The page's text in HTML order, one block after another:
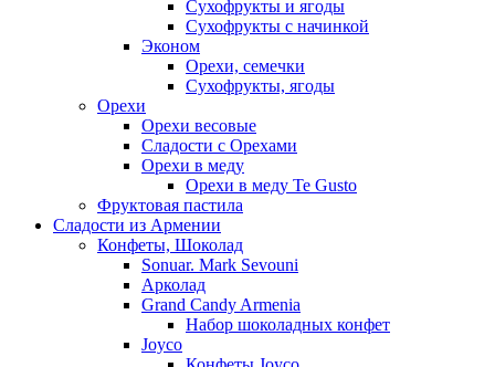
Сухофрукты и ягоды
Сухофрукты с начинкой
Эконом
Орехи, семечки
Сухофрукты, ягоды
Орехи
Орехи весовые
Сладости с Орехами
Орехи в меду
Орехи в меду Te Gusto
Фруктовая пастила
Сладости из Армении
Конфеты, Шоколад
Sonuar. Mark Sevouni
Арколад
Grand Candy Armenia
Набор шоколадных конфет
Joyco